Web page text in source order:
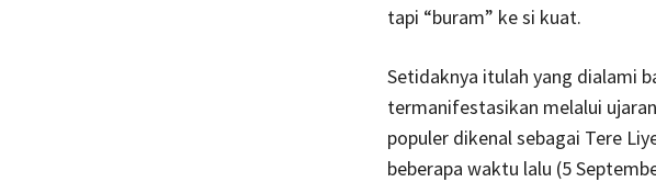
tapi “buram” ke si kuat.
Setidaknya itulah yang dialami
termanifestasikan melalui
populer dikenal sebagai Tere
beberapa waktu lalu (5